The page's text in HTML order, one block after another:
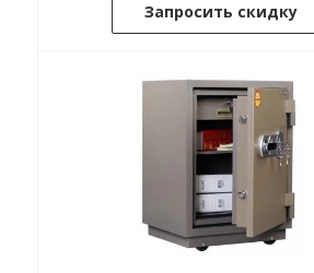
Запросить скидку